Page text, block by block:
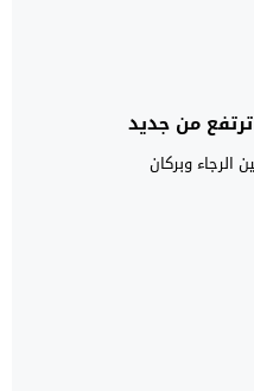
من جديد